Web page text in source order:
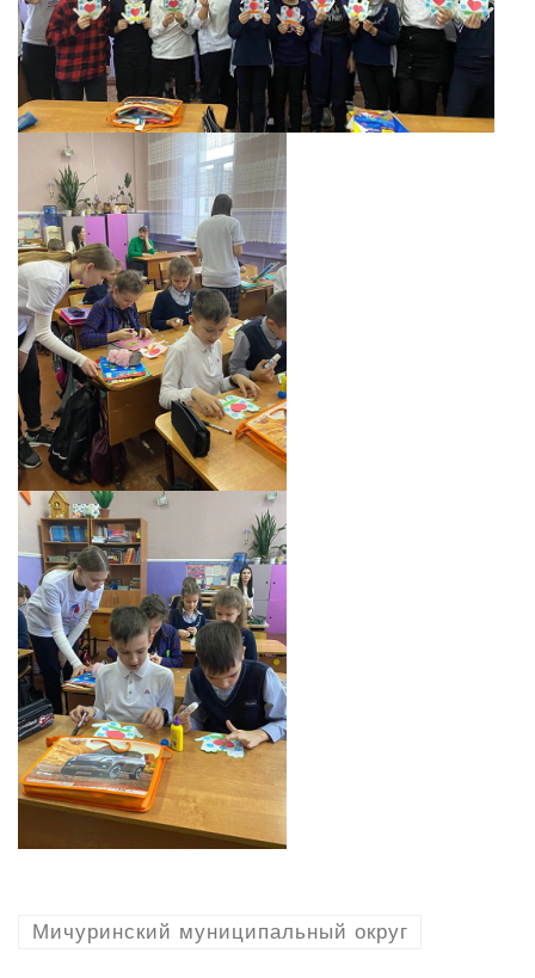
Мичуринский муниципальный округ